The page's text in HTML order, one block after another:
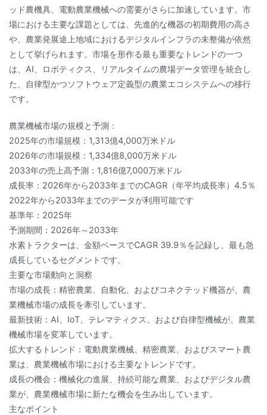
ッド農機具、電動農業機械への需要がさらに加速しています。市
場における主要な課題としては、先進的な機器の初期費用の高さ
や、農業発展途上地域におけるデジタルインフラの未整備が依然
として挙げられます。市場を形作る最も重要なトレンドの一つ
は、AI、ロボティクス、リアルタイムの農場データ管理を統合し
た、自律型かつソフトウェア定義型の農業エコシステムへの移行
です。
農業機械市場の規模と予測：
2025年の市場規模：1,313億4,000万米ドル
2026年の市場規模：1,334億8,000万米ドル
2033年の売上高予測：1,816億7,000万米ドル
成長率：2026年から2033年までのCAGR（年平均成長率）4.5％
2022年から2033年までのデータが利用可能です
基準年：2025年
予測期間：2026年～2033年
水素トラクターは、金額ベースでCAGR 39.9％を記録し、最も急
成長しているセグメントです。
主要な市場動向と洞察
市場の成長：精密農業、自動化、およびコネクテッド機器が、農
業機械市場の成長を牽引しています。
最新技術：AI、IoT、テレマティクス、および自律型機械が、農業
機械市場を変革しています。
拡大するトレンド：電動農業機械、精密農業、およびスマート農
業は、農業機械市場における主要なトレンドです。
成長の機会：機械化の進展、持続可能な農業、およびデジタル農
業が、農業機械市場に新たな機会を生み出しています。
主なポイント